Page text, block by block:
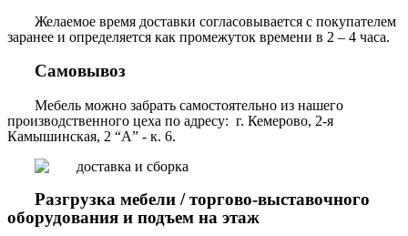
Желаемое время доставки согласовывается с покупателем
заранее и определяется как промежуток времени в 2 – 4 часа.
Самовывоз
Мебель можно забрать самостоятельно из нашего
производственного цеха по адресу: г. Кемерово, 2-я
Камышинская, 2 “А” - к. 6.
Разгрузка мебели / торгово-выставочного
оборудования и подъем на этаж